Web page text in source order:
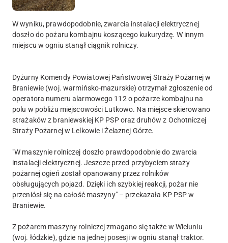
W wyniku, prawdopodobnie, zwarcia instalacji elektrycznej
doszło do pożaru kombajnu koszącego kukurydzę. W innym
miejscu w ogniu stanął ciągnik rolniczy.
Dyżurny Komendy Powiatowej Państwowej Straży Pożarnej w
Braniewie (woj. warmińsko-mazurskie) otrzymał zgłoszenie od
operatora numeru alarmowego 112 o pożarze kombajnu na
polu w pobliżu miejscowości Lutkowo. Na miejsce skierowano
strażaków z braniewskiej KP PSP oraz druhów z Ochotniczej
Straży Pożarnej w Lelkowie i Żelaznej Górze.
"W maszynie rolniczej doszło prawdopodobnie do zwarcia
instalacji elektrycznej. Jeszcze przed przybyciem straży
pożarnej ogień został opanowany przez rolników
obsługujących pojazd. Dzięki ich szybkiej reakcji, pożar nie
przeniósł się na całość maszyny" – przekazała KP PSP w
Braniewie.
Z pożarem maszyny rolniczej zmagano się także w Wieluniu
(woj. łódzkie), gdzie na jednej posesji w ogniu stanął traktor.